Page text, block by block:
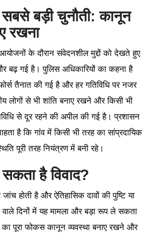
बड़ी चुनौती: कानून
रखना
के दौरान संवेदनशील मुद्दों को देखते हुए
बढ़ गई है। पुलिस अधिकारियों का कहना है
तैनात की गई है और हर गतिविधि पर नजर
लोगों से भी शांति बनाए रखने और किसी भी
से दूर रहने की अपील की गई है। प्रशासन
है कि गांव में किसी भी तरह का सांप्रदायिक
पूरी तरह नियंत्रण में बनी रहे।
है विवाद?
जांच होती है और ऐतिहासिक दावों की पुष्टि या
दिनों में यह मामला और बड़ा रूप ले सकता
पूरा फोकस कानून व्यवस्था बनाए रखने और